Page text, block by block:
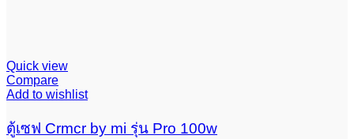
Quick view
Compare
Add to wishlist
ตู้เซฟ Crmcr by mi รุ่น Pro 100w